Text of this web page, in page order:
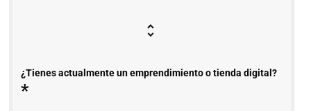
¿Tienes actualmente un emprendimiento o tienda digital?
*